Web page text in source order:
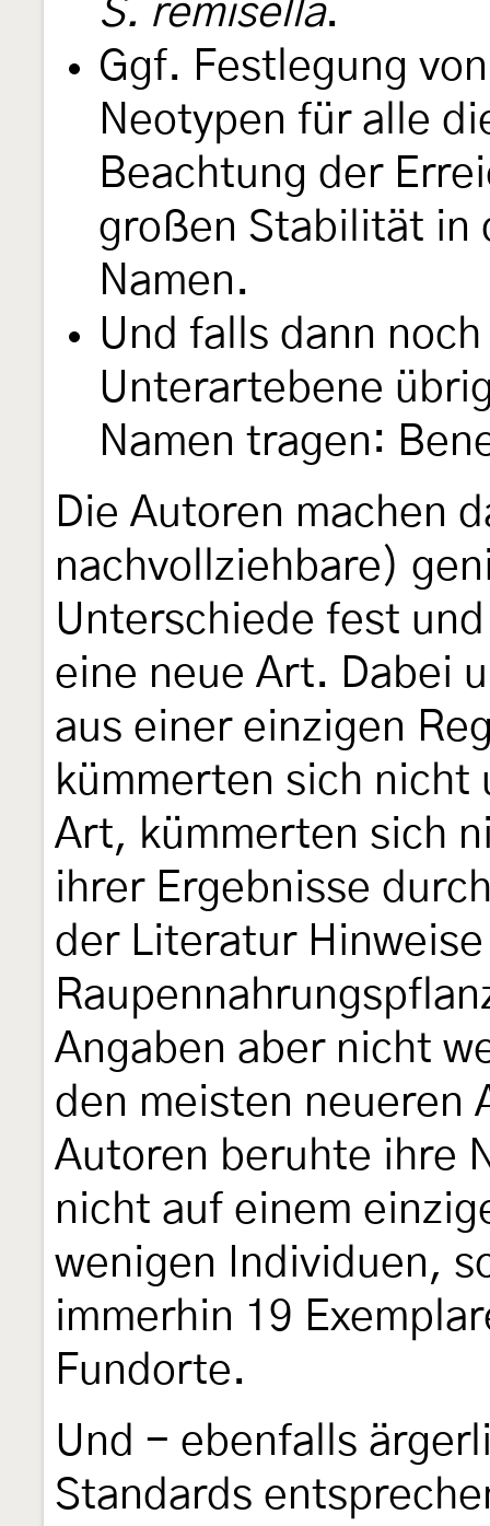
S. remisella.
Ggf. Festlegung
Neotypen für alle
Beachtung der
großen Stabilität in
Namen.
Und falls dann
Unterartebene
Namen tragen:
Die Autoren machen
nachvollziehbare)
Unterschiede fest
eine neue Art. Dabei
aus einer einzigen
kümmerten sich nicht
Art, kümmerten sich
ihrer Ergebnisse
der Literatur
Angaben aber nicht
den meisten neueren
Autoren beruhte ihre
nicht auf einem
wenigen Individuen,
immerhin 19
Fundorte.
Und - ebenfalls
Standards